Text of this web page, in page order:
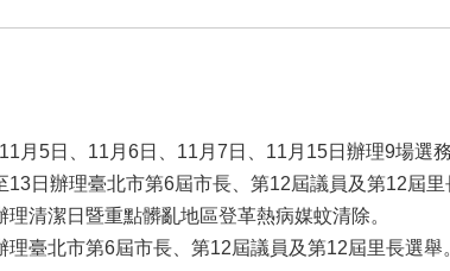
月5日、11月6日、11月7日、11月15日辦理9場選
13日辦理臺北市第6屆市長、第12屆議員及第12屆
理清潔日暨重點髒亂地區登革熱病媒蚊清除。
理臺北市第6屆市長、第12屆議員及第12屆里長選舉